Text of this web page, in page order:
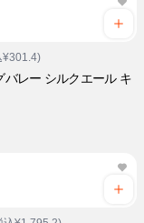
¥301.4)
バレー シルクエール キ